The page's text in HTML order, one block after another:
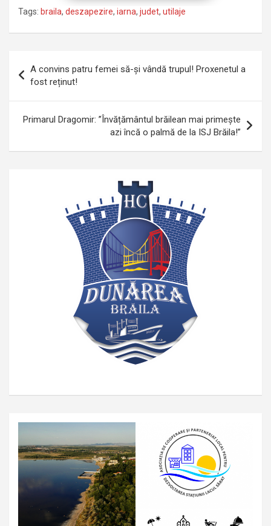
Tags: braila, deszapezire, iarna, judet, utilaje
în
articole
A convins patru femei să-și vândă trupul! Proxenetul a
fost reținut!
Primarul Dragomir: ”Învățământul brăilean mai primește
azi încă o palmă de la ISJ Brăila!”